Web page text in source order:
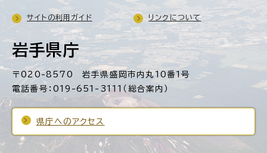
岩手県庁
〒020-8570 岩手県盛岡市内丸10番1号
電話番号：019-651-3111（総合案内）
県庁へのアクセス
サイトの利用ガイド リンクについて